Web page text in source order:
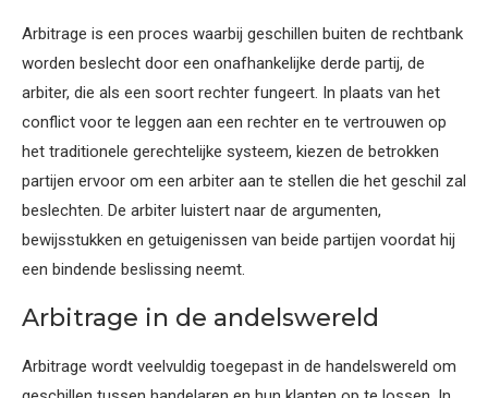
Arbitrage is een proces waarbij geschillen buiten de rechtbank
worden beslecht door een onafhankelijke derde partij, de
arbiter, die als een soort rechter fungeert. In plaats van het
conflict voor te leggen aan een rechter en te vertrouwen op
het traditionele gerechtelijke systeem, kiezen de betrokken
partijen ervoor om een arbiter aan te stellen die het geschil zal
beslechten. De arbiter luistert naar de argumenten,
bewijsstukken en getuigenissen van beide partijen voordat hij
een bindende beslissing neemt.
Arbitrage in de andelswereld
Arbitrage wordt veelvuldig toegepast in de handelswereld om